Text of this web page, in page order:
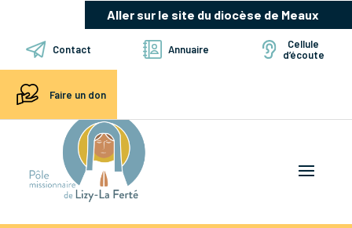
Aller sur le site du diocèse de Meaux
Contact Annuaire
Cellule
d’écoute
Faire un don